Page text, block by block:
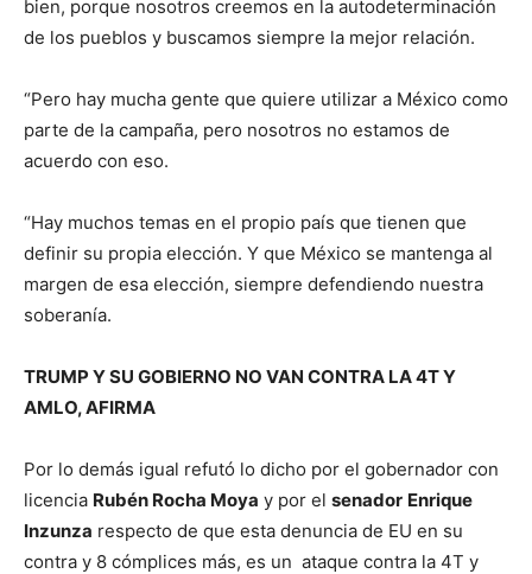
bien, porque nosotros creemos en la autodeterminación
de los pueblos y buscamos siempre la mejor relación.
“Pero hay mucha gente que quiere utilizar a México como
parte de la campaña, pero nosotros no estamos de
acuerdo con eso.
“Hay muchos temas en el propio país que tienen que
definir su propia elección. Y que México se mantenga al
margen de esa elección, siempre defendiendo nuestra
soberanía.
TRUMP Y SU GOBIERNO NO VAN CONTRA LA 4T Y
AMLO, AFIRMA
Por lo demás igual refutó lo dicho por el gobernador con
licencia Rubén Rocha Moya y por el senador Enrique
Inzunza respecto de que esta denuncia de EU en su
contra y 8 cómplices más, es un ataque contra la 4T y